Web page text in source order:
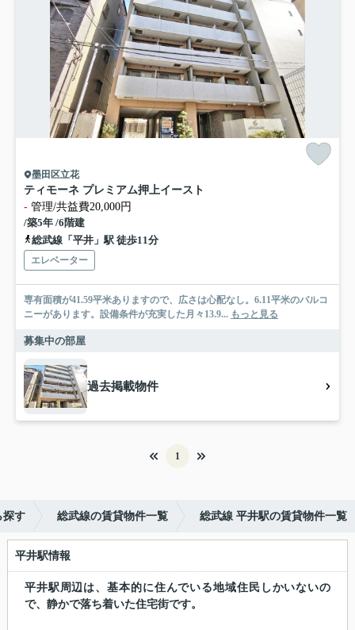
墨田区立花
ティモーネ プレミアム押上イースト
- 管理/共益費20,000円
/築5年 /6階建
総武線「平井」駅 徒歩11分
エレベーター
専有面積が41.59平米ありますので、広さは心配なし。6.11平米のバルコ
ニーがあります。設備条件が充実した月々13.9... もっと見る
募集中の部屋
過去掲載物件
1
探す 総武線の賃貸物件一覧 総武線 平井駅の賃貸物件一覧
平井駅情報
平井駅周辺は、基本的に住んでいる地域住民しかいないの
で、静かで落ち着いた住宅街です。